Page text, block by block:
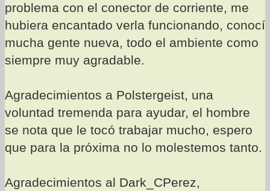
problema con el conector de corriente, me
hubiera encantado verla funcionando, conocí
mucha gente nueva, todo el ambiente como
siempre muy agradable.
Agradecimientos a Polstergeist, una
voluntad tremenda para ayudar, el hombre
se nota que le tocó trabajar mucho, espero
que para la próxima no lo molestemos tanto.
Agradecimientos al Dark_CPerez,